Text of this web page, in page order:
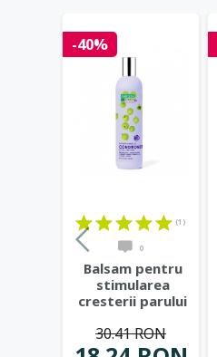
-40%
(1)
0
Balsam pentru
stimularea
cresterii parului
Miracle,...
30.41 RON